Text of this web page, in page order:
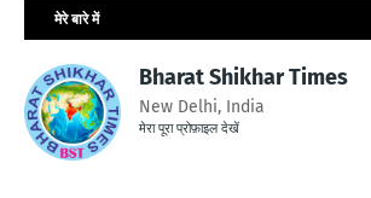
मेरे बारे में
Bharat Shikhar Times
New Delhi, India
मेरा पूरा प्रोफ़ाइल देखें